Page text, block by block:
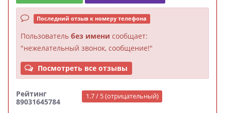
Последний отзыв к номеру телефона
Пользователь без имени сообщает:
"нежелательный звонок, сообщение!"
Посмотреть все отзывы
Рейтинг
89031645784
1.7 / 5 (отрицательный)